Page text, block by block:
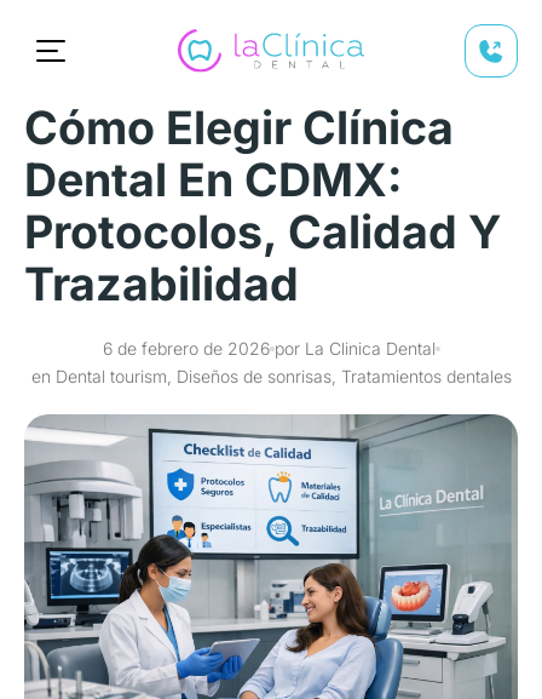
Cómo Elegir Clínica
Dental En CDMX:
Protocolos, Calidad Y
Trazabilidad
6 de febrero de 2026 por La Clinica Dental
en Dental tourism, Diseños de sonrisas, Tratamientos dentales